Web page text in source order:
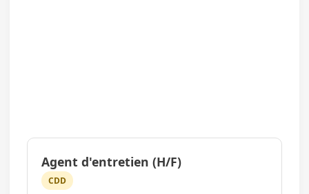
Agent d'entretien (H/F)
CDD